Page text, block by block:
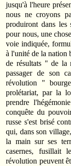
jusqu'à l'heure
nous ne croyons
produiront dans les
pour nous, une
voie indiquée,
à l'unité de la nation
de résultats " de la
passager de son
révolution "
prolétariat, par la
prendre
conquête du
russe s'est brisé
qui, dans son
la main sur ses
casernes, fusillait
révolution peuvent